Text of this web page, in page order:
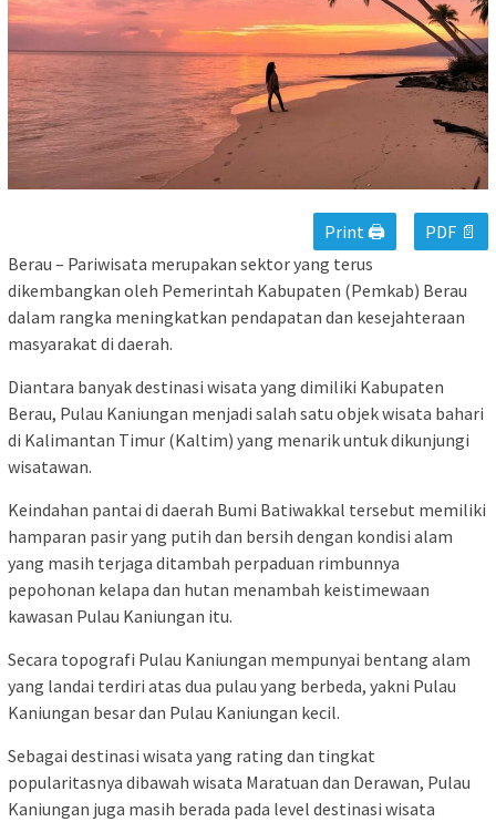
Print 🖨
PDF 📄
Berau – Pariwisata merupakan sektor yang terus
dikembangkan oleh Pemerintah Kabupaten (Pemkab) Berau
dalam rangka meningkatkan pendapatan dan kesejahteraan
masyarakat di daerah.
Diantara banyak destinasi wisata yang dimiliki Kabupaten
Berau, Pulau Kaniungan menjadi salah satu objek wisata bahari
di Kalimantan Timur (Kaltim) yang menarik untuk dikunjungi
wisatawan.
Keindahan pantai di daerah Bumi Batiwakkal tersebut memiliki
hamparan pasir yang putih dan bersih dengan kondisi alam
yang masih terjaga ditambah perpaduan rimbunnya
pepohonan kelapa dan hutan menambah keistimewaan
kawasan Pulau Kaniungan itu.
Secara topografi Pulau Kaniungan mempunyai bentang alam
yang landai terdiri atas dua pulau yang berbeda, yakni Pulau
Kaniungan besar dan Pulau Kaniungan kecil.
Sebagai destinasi wisata yang rating dan tingkat
popularitasnya dibawah wisata Maratuan dan Derawan, Pulau
Kaniungan juga masih berada pada level destinasi wisata